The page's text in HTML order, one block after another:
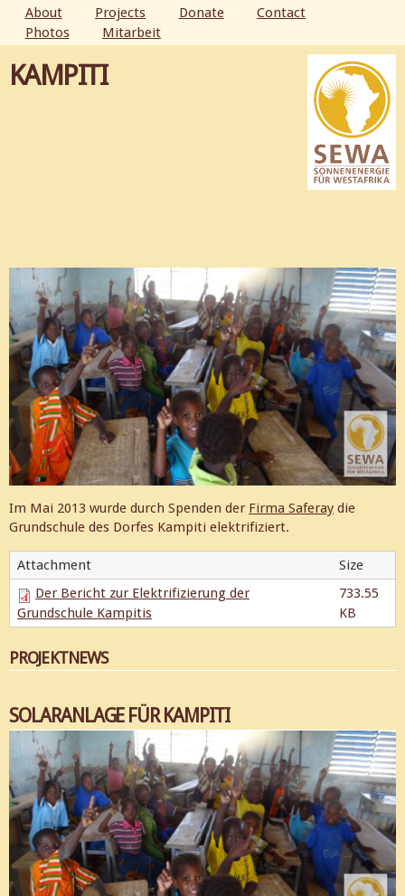
Skip to
main
content
MAIN MENU
About Projects Donate
Contact
Photos
Mitarbeit
KAMPITI
Im Mai 2013 wurde durch Spenden der Firma Saferay die
Grundschule des Dorfes Kampiti elektrifiziert.
Attachment
Size
Der Bericht zur Elektrifizierung der
Grundschule Kampitis
733.55
KB
PROJEKTNEWS
SOLARANLAGE FÜR KAMPITI